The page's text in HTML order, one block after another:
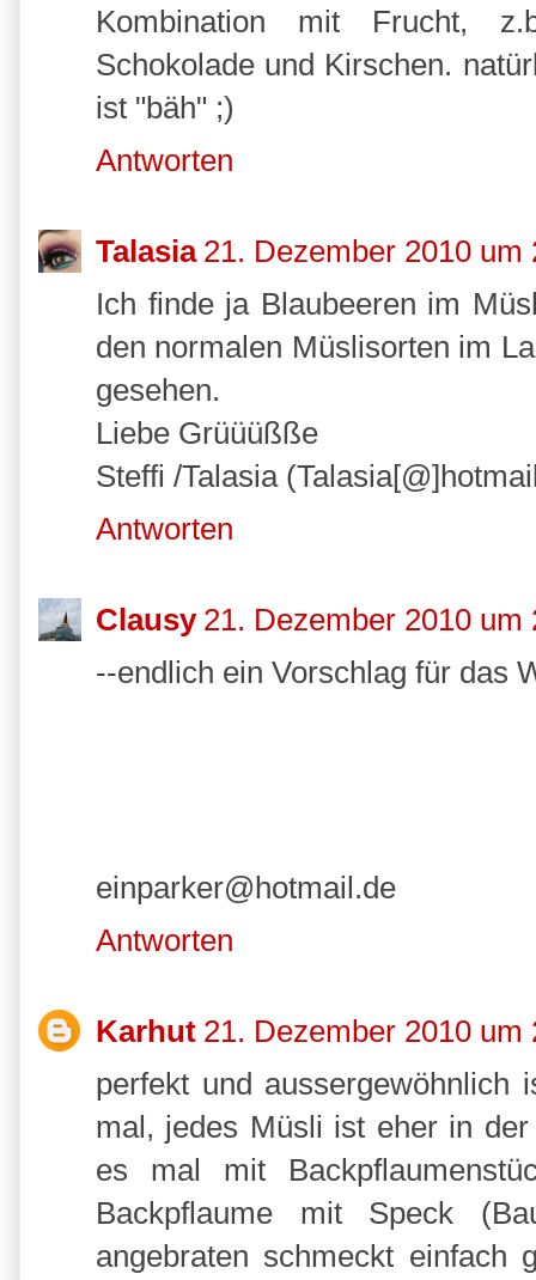
Kombination mit Frucht,
Schokolade und Kirschen.
ist "bäh" ;)
Antworten
Talasia 21. Dezember 2010 um
Ich finde ja Blaubeeren im
den normalen Müslisorten im
gesehen.
Liebe Grüüüßße
Steffi /Talasia
Antworten
Clausy 21. Dezember 2010 um
--endlich ein Vorschlag für das
einparker@hotmail.de
Antworten
Karhut 21. Dezember 2010 um
perfekt und aussergewöhnlich
mal, jedes Müsli ist eher in
es mal mit
Backpflaume mit Speck
angebraten schmeckt